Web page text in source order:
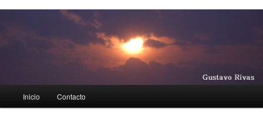
principal
Inicio Contacto